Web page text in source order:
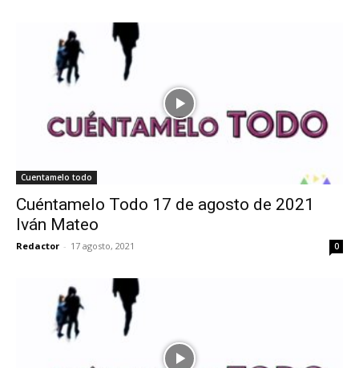
Cuentamelo todo
Cuéntamelo Todo 17 de agosto de 2021
Iván Mateo
Redactor - 17 agosto, 2021 0